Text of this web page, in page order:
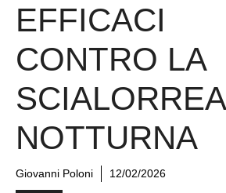
EFFICACI
CONTRO LA
SCIALORREA
NOTTURNA
Giovanni Poloni 12/02/2026